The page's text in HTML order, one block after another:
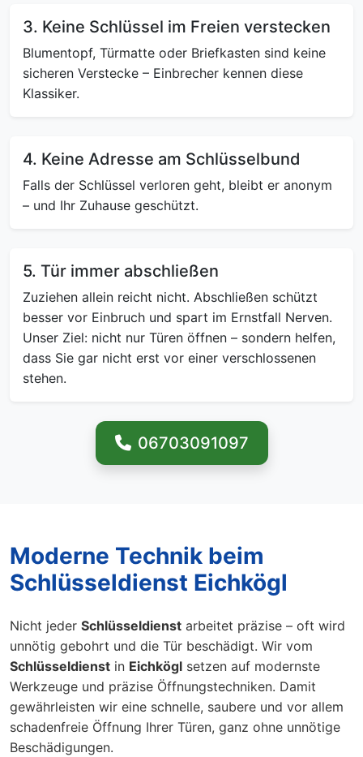
3. Keine Schlüssel im Freien verstecken
Blumentopf, Türmatte oder Briefkasten sind keine
sicheren Verstecke – Einbrecher kennen diese
Klassiker.
4. Keine Adresse am Schlüsselbund
Falls der Schlüssel verloren geht, bleibt er anonym
– und Ihr Zuhause geschützt.
5. Tür immer abschließen
Zuziehen allein reicht nicht. Abschließen schützt
besser vor Einbruch und spart im Ernstfall Nerven.
Unser Ziel: nicht nur Türen öffnen – sondern helfen,
dass Sie gar nicht erst vor einer verschlossenen
stehen.
06703091097
Moderne Technik beim
Schlüsseldienst Eichkögl
Nicht jeder Schlüsseldienst arbeitet präzise – oft wird
unnötig gebohrt und die Tür beschädigt. Wir vom
Schlüsseldienst in Eichkögl setzen auf modernste
Werkzeuge und präzise Öffnungstechniken. Damit
gewährleisten wir eine schnelle, saubere und vor allem
schadenfreie Öffnung Ihrer Türen, ganz ohne unnötige
Beschädigungen.